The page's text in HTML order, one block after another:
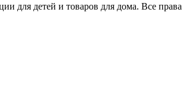
для детей и товаров для дома. Все права